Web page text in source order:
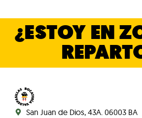
¿ESTOY EN
San Juan de Dios, 43A. 06003 BA